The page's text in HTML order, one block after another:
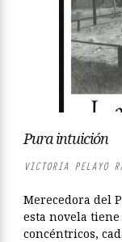
Pura intuición
VICTORIA PELAYO
Merecedora del
esta novela
concéntricos,